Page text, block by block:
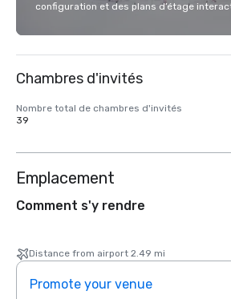
configuration et des plans d’étage
Chambres d'invités
Nombre total de chambres d'invités
39
Emplacement
Comment s'y rendre
Distance from airport 2.49 mi
Promote your venue